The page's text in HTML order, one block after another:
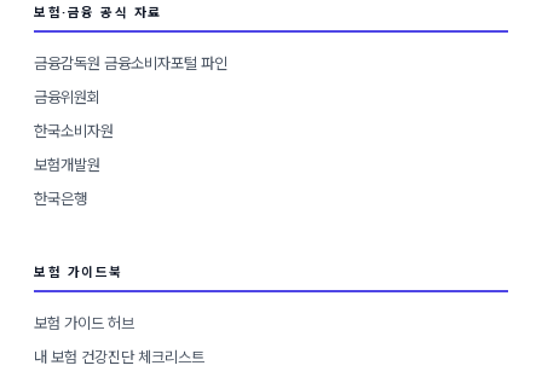
보험·금융 공식 자료
금융감독원 금융소비자포털 파인
금융위원회
한국소비자원
보험개발원
한국은행
보험 가이드북
보험 가이드 허브
내 보험 건강진단 체크리스트